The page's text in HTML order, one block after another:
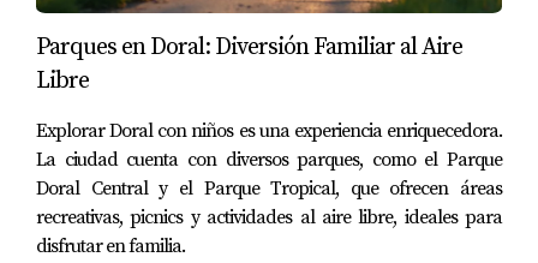
¿Cómo se calcula la tasa capitalización?
precio total de compra.
¿Qué gastos debo considerar al calcular mi
flujo de caja?
Debes considerar todos los gastos operativos como
Parques en Doral: Diversión Familiar al Aire
Libre
Explorar Doral con niños es una experiencia enriquecedora.
La ciudad cuenta con diversos parques, como el Parque
Doral Central y el Parque Tropical, que ofrecen áreas
recreativas, picnics y actividades al aire libre, ideales para
disfrutar en familia.